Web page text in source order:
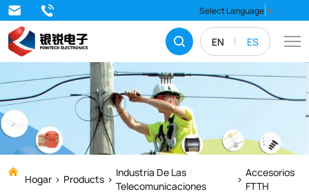
EN ES
Select Language ▼
Upgrade
your
FTTH
network
with
the
DWC03
Anchor
Hogar Products
Industria De Las
Telecomunicaciones
Accesorios
FTTH